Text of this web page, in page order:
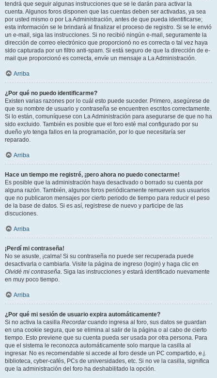
tendrá que seguir algunas instrucciones que se le darán para activar la
cuenta. Algunos foros disponen que las cuentas deben ser activadas, ya sea
por usted mismo o por La Administración, antes de que pueda identificarse;
esta información se le brindará al finalizar el proceso de registro. Si se le envió
un e-mail, siga las instrucciones. Si no recibió ningún e-mail, seguramente la
dirección de correo electrónico que proporcionó no es correcta o tal vez haya
sido capturada por un filtro anti-spam. Si está seguro de que la dirección de e-
mail que proporcionó es correcta, envíe un mensaje a La Administración.
Arriba
¿Por qué no puedo identificarme?
Existen varias razones por lo cuál esto puede suceder. Primero, asegúrese de
que su nombre de usuario y contraseña se encuentren escritos correctamente.
Si lo están, comuníquese con La Administración para asegurarse de que no ha
sido excluido. También es posible que el foro esté mal configurado por su
dueño y/o tenga fallos en la programación, por lo que necesitaría ser
reparado.
Arriba
Hace un tiempo me registré, ¡pero ahora no puedo conectarme!
Es posible que la administración haya desactivado o borrado su cuenta por
alguna razón. También, algunos foros periódicamente remueven sus usuarios
que no publicaron mensajes por cierto periodo de tiempo para reducir el peso
de la base de datos. Si es así, registrese de nuevo y participe de las
discuciones.
Arriba
¡Perdí mi contraseña!
No se asuste, ¡calma! Si su contraseña no puede ser recuperada puede
desactivarla o cambiarla. Visite la página de ingreso (login) y haga clic en
Olvidé mi contraseña. Siga las instrucciones y estará identificado nuevamente
en muy poco tiempo.
Arriba
¿Por qué mi sesión de usuario expira automáticamente?
Si no activa la casilla Recordarcuando ingresa al foro, sus datos se guardan
en una cookie segura, que se elimina al salir de la página o al cabo de cierto
tiempo. Esto previene que su cuenta pueda ser usada por otra persona. Para
que el sistema le reconozca automáticamente solo marque la casilla al
ingresar. No es recomendable si accede al foro desde un PC compartido, e.j.
biblioteca, cyber-cafés, PCs de universidades, etc. Si no ve la casilla, significa
que la administración del foro ha deshabilitado la opción.